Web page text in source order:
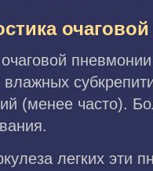
влажных
(менее часто).
легких эти